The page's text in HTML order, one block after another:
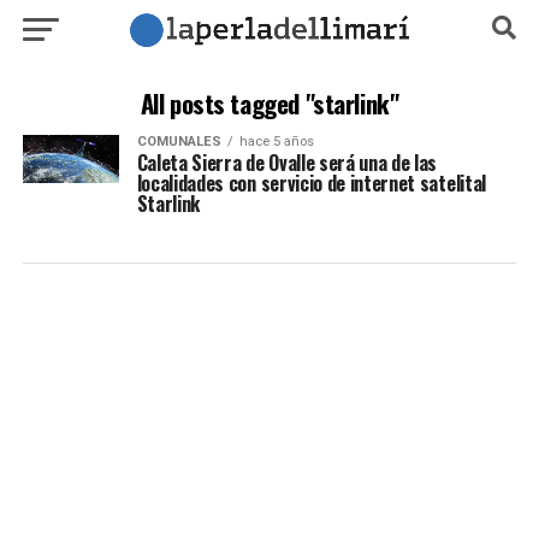
All posts tagged "starlink"
COMUNALES hace 5 años
Caleta Sierra de Ovalle será una de las
localidades con servicio de internet satelital
Starlink